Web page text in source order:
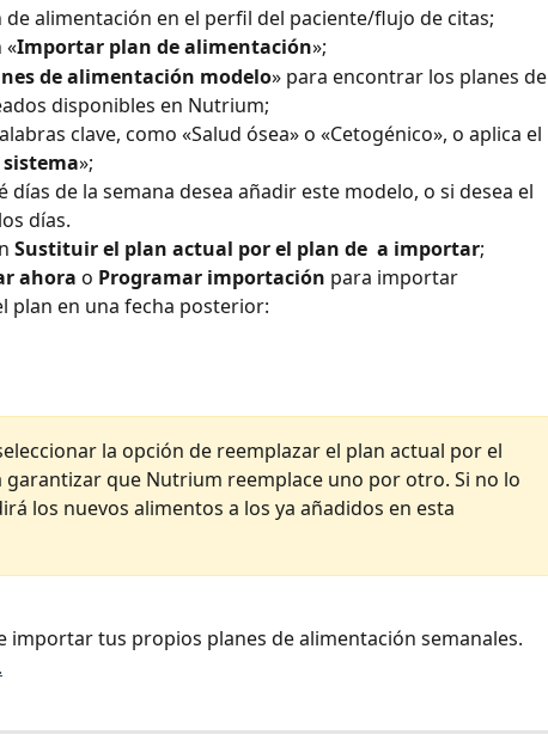
de alimentación en el perfil del paciente/flujo de citas;
«Importar plan de alimentación»;
de alimentación modelo» para encontrar los planes de
disponibles en Nutrium;
clave, como «Salud ósea» o «Cetogénico», o aplica el
»;
días de la semana desea añadir este modelo, o si desea el
días.
Sustituir el plan actual por el plan de  a importar;
ahora o Programar importación para importar
plan en una fecha posterior:​
la opción de reemplazar el plan actual por el
que Nutrium reemplace uno por otro. Si no lo
los nuevos alimentos a los ya añadidos en esta
importar tus propios planes de alimentación semanales.